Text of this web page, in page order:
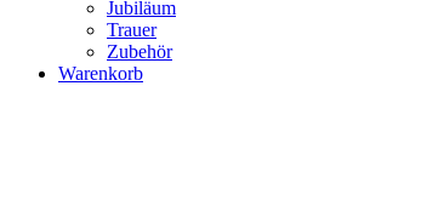
Jubiläum
Trauer
Zubehör
Warenkorb